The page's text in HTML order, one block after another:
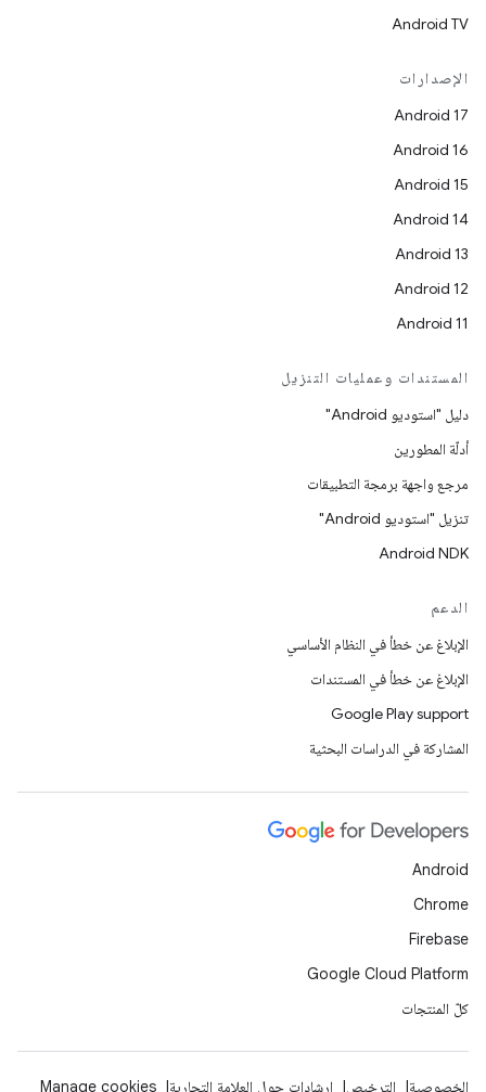
Android TV
الإصدارات
Android 17
Android 16
Android 15
Android 14
Android 13
Android 12
Android 11
المستندات وعمليات التنزيل
دليل "استوديو Android"
أدلّة المطورين
مرجع واجهة برمجة التطبيقات
تنزيل "استوديو Android"
Android NDK
الدعم
الإبلاغ عن خطأ في النظام الأساسي
الإبلاغ عن خطأ في المستندات
Google Play support
المشاركة في الدراسات البحثية
Android
Chrome
Firebase
Google Cloud Platform
كلّ المنتجات
الخصوصية الترخيص إرشادات حول العلامة التجارية Manage cookies